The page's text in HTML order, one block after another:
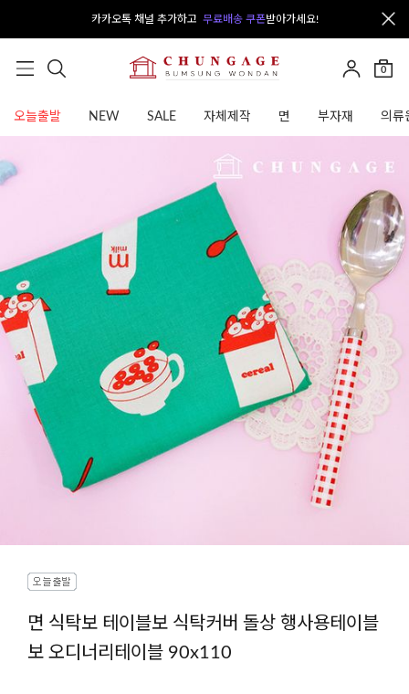
카카오톡 채널 추가하고 무료배송 쿠폰받아가세요!
0
오늘출발 NEW SALE 자체제작 면 부자재 의류
면 식탁보 테이블보 식탁커버 돌상 행사용테이블
보 오디너리테이블 90x110